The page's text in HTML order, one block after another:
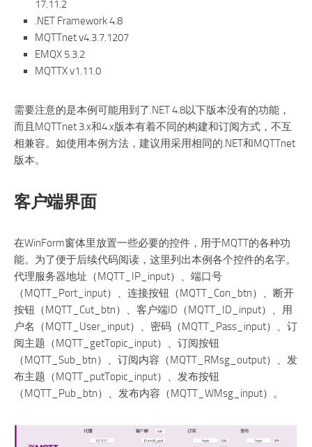
17.11.2
.NET Framework 4.8
MQTTnet v4.3.7.1207
EMQX 5.3.2
MQTTX v1.11.0
需要注意的是本例可能用到了.NET 4.8以下版本没有的功能，
而且MQTTnet 3.x和4.x版本有着不同的构建和订阅方式，不互
相兼容。如使用本例方法，建议用采用相同的.NET和MQTTnet
版本。
客户端界面
在WinForm窗体里放置一些必要的控件，用于MQTT的各种功
能。为了便于后续代码阅读，这里列出本例各个控件的名字。
代理服务器地址（MQTT_IP_input）、端口号
（MQTT_Port_input）、连接按钮（MQTT_Con_btn）、断开
按钮（MQTT_Cut_btn）、客户端ID（MQTT_ID_input）、用
户名（MQTT_User_input）、密码（MQTT_Pass_input）、订
阅主题（MQTT_getTopic_input）、订阅按钮
（MQTT_Sub_btn）、订阅内容（MQTT_RMsg_output）、发
布主题（MQTT_putTopic_input）、发布按钮
（MQTT_Pub_btn）、发布内容（MQTT_WMsg_input）。